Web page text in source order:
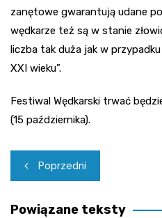
zanętowe gwarantują udane
wędkarze też są w stanie
liczba tak duża jak w
XXI wieku”.
Festiwal Wędkarski trwać
(15 października).
Nawigacja
wpisu
Poprzedni
Powiązane teksty